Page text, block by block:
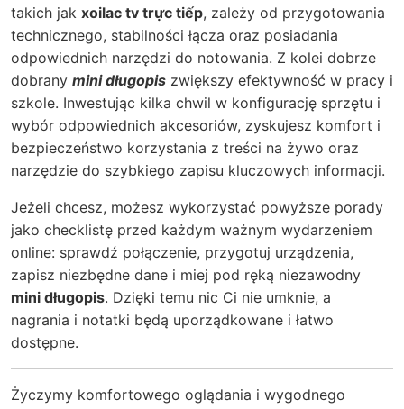
takich jak xoilac tv trực tiếp, zależy od przygotowania
technicznego, stabilności łącza oraz posiadania
odpowiednich narzędzi do notowania. Z kolei dobrze
dobrany mini długopis zwiększy efektywność w pracy i
szkole. Inwestując kilka chwil w konfigurację sprzętu i
wybór odpowiednich akcesoriów, zyskujesz komfort i
bezpieczeństwo korzystania z treści na żywo oraz
narzędzie do szybkiego zapisu kluczowych informacji.
Jeżeli chcesz, możesz wykorzystać powyższe porady
jako checklistę przed każdym ważnym wydarzeniem
online: sprawdź połączenie, przygotuj urządzenia,
zapisz niezbędne dane i miej pod ręką niezawodny
mini długopis. Dzięki temu nic Ci nie umknie, a
nagrania i notatki będą uporządkowane i łatwo
dostępne.
Życzymy komfortowego oglądania i wygodnego